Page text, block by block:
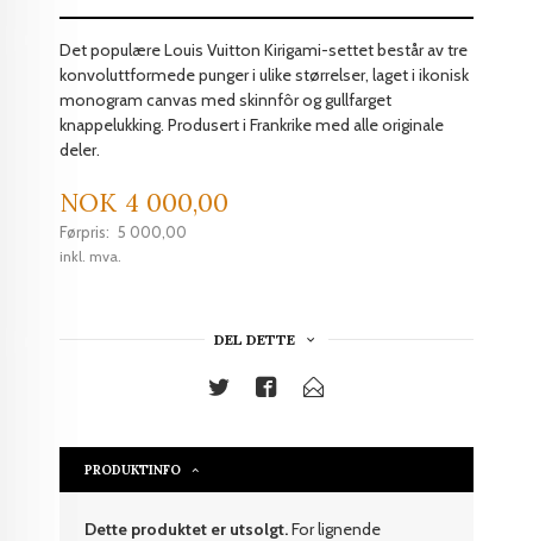
Det populære Louis Vuitton Kirigami-settet består av tre
konvoluttformede punger i ulike størrelser, laget i ikonisk
monogram canvas med skinnfôr og gullfarget
knappelukking. Produsert i Frankrike med alle originale
deler.
Tilbud
NOK 4 000,00
Førpris: 5 000,00
Rabatt
inkl. mva.
DEL DETTE
PRODUKTINFO
Dette produktet er utsolgt.For lignende